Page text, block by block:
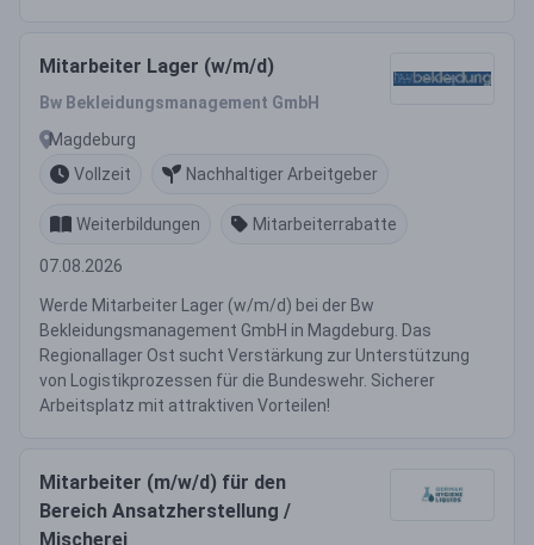
Mitarbeiter Lager (w/m/d)
Bw Bekleidungsmanagement GmbH
Magdeburg
Vollzeit
Nachhaltiger Arbeitgeber
Weiterbildungen Mitarbeiterrabatte
07.08.2026
Werde Mitarbeiter Lager (w/m/d) bei der Bw
Bekleidungsmanagement GmbH in Magdeburg. Das
Regionallager Ost sucht Verstärkung zur Unterstützung
von Logistikprozessen für die Bundeswehr. Sicherer
Arbeitsplatz mit attraktiven Vorteilen!
Mitarbeiter (m/w/d) für den
Bereich Ansatzherstellung /
Mischerei